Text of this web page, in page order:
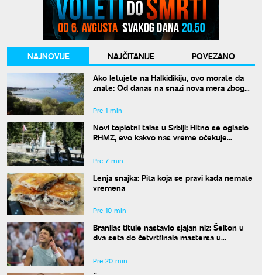
NAJNOVIJE NAJČITANIJE
POVEZANO
Ako letujete na Halkidikiju, ovo morate da
znate: Od danas na snazi nova mera zbog
Pre 1 min
Novi toplotni talas u Srbiji: Hitno se oglasio
RHMZ, evo kakvo nas vreme očekuje
Pre 7 min
Lenja snajka: Pita koja se pravi kada nemate
vremena
Pre 10 min
Branilac titule nastavio sjajan niz: Šelton u
dva seta do četvrtfinala mastersa u
Pre 20 min